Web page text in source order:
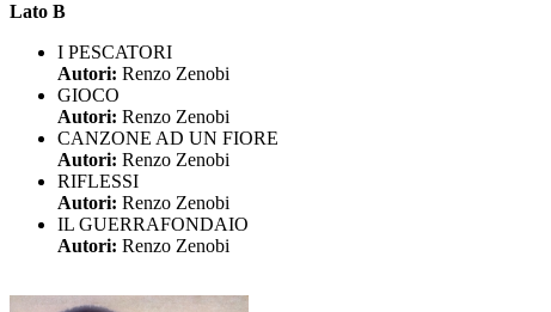
Lato B
I PESCATORI
Autori: Renzo Zenobi
GIOCO
Autori: Renzo Zenobi
CANZONE AD UN FIORE
Autori: Renzo Zenobi
RIFLESSI
Autori: Renzo Zenobi
IL GUERRAFONDAIO
Autori: Renzo Zenobi